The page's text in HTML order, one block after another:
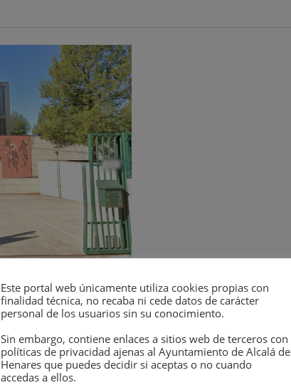
Este portal web únicamente utiliza cookies propias con
finalidad técnica, no recaba ni cede datos de carácter
personal de los usuarios sin su conocimiento.
Sin embargo, contiene enlaces a sitios web de terceros con
políticas de privacidad ajenas al Ayuntamiento de Alcalá de
Henares que puedes decidir si aceptas o no cuando
accedas a ellos.